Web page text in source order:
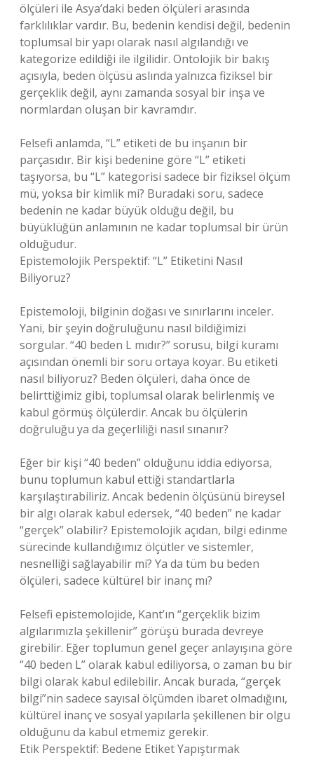
ölçüleri ile Asya’daki beden ölçüleri arasında
farklılıklar vardır. Bu, bedenin kendisi değil, bedenin
toplumsal bir yapı olarak nasıl algılandığı ve
kategorize edildiği ile ilgilidir. Ontolojik bir bakış
açısıyla, beden ölçüsü aslında yalnızca fiziksel bir
gerçeklik değil, aynı zamanda sosyal bir inşa ve
normlardan oluşan bir kavramdır.
Felsefi anlamda, “L” etiketi de bu inşanın bir
parçasıdır. Bir kişi bedenine göre “L” etiketi
taşıyorsa, bu “L” kategorisi sadece bir fiziksel ölçüm
mü, yoksa bir kimlik mi? Buradaki soru, sadece
bedenin ne kadar büyük olduğu değil, bu
büyüklüğün anlamının ne kadar toplumsal bir ürün
olduğudur.
Epistemolojik Perspektif: “L” Etiketini Nasıl
Biliyoruz?
Epistemoloji, bilginin doğası ve sınırlarını inceler.
Yani, bir şeyin doğruluğunu nasıl bildiğimizi
sorgular. “40 beden L mıdır?” sorusu, bilgi kuramı
açısından önemli bir soru ortaya koyar. Bu etiketi
nasıl biliyoruz? Beden ölçüleri, daha önce de
belirttiğimiz gibi, toplumsal olarak belirlenmiş ve
kabul görmüş ölçülerdir. Ancak bu ölçülerin
doğruluğu ya da geçerliliği nasıl sınanır?
Eğer bir kişi “40 beden” olduğunu iddia ediyorsa,
bunu toplumun kabul ettiği standartlarla
karşılaştırabiliriz. Ancak bedenin ölçüsünü bireysel
bir algı olarak kabul edersek, “40 beden” ne kadar
“gerçek” olabilir? Epistemolojik açıdan, bilgi edinme
sürecinde kullandığımız ölçütler ve sistemler,
nesnelliği sağlayabilir mi? Ya da tüm bu beden
ölçüleri, sadece kültürel bir inanç mı?
Felsefi epistemolojide, Kant’ın “gerçeklik bizim
algılarımızla şekillenir” görüşü burada devreye
girebilir. Eğer toplumun genel geçer anlayışına göre
“40 beden L” olarak kabul ediliyorsa, o zaman bu bir
bilgi olarak kabul edilebilir. Ancak burada, “gerçek
bilgi”nin sadece sayısal ölçümden ibaret olmadığını,
kültürel inanç ve sosyal yapılarla şekillenen bir olgu
olduğunu da kabul etmemiz gerekir.
Etik Perspektif: Bedene Etiket Yapıştırmak